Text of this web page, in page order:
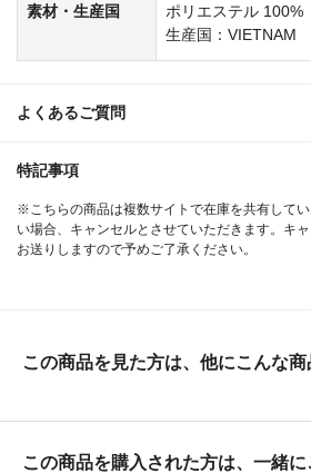
素材・生産国
ポリエステル 100%
生産国：VIETNAM
よくあるご質問
特記事項
※こちらの商品は複数サイトで在庫を共有して
い場合、キャンセルとさせていただきます。キ
お送りしますので予めご了承ください。
この商品を見た方は、他にこんな
この商品を購入された方は、一緒